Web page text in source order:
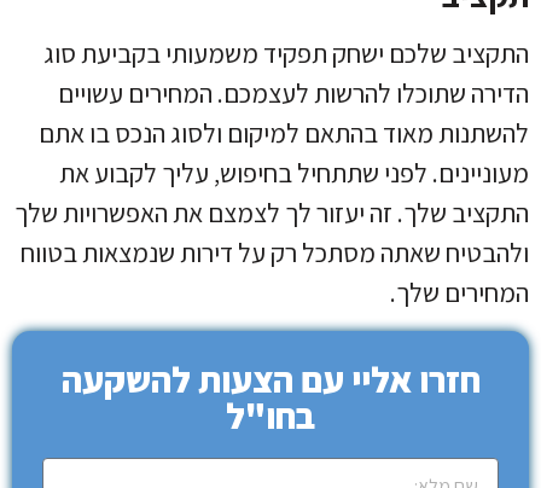
התקציב שלכם ישחק תפקיד משמעותי בקביעת סוג
הדירה שתוכלו להרשות לעצמכם. המחירים עשויים
להשתנות מאוד בהתאם למיקום ולסוג הנכס בו אתם
מעוניינים. לפני שתתחיל בחיפוש, עליך לקבוע את
התקציב שלך. זה יעזור לך לצמצם את האפשרויות שלך
ולהבטיח שאתה מסתכל רק על דירות שנמצאות בטווח
המחירים שלך.
חזרו אליי עם הצעות להשקעה
בחו"ל